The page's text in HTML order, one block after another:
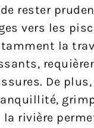
rester
vers les
la
De
rivière